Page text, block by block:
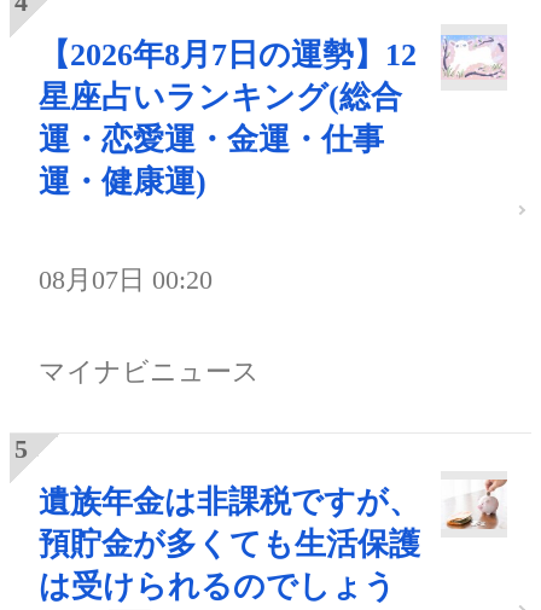
【2026年8月7日の運勢】12
星座占いランキング(総合
運・恋愛運・金運・仕事
運・健康運)
08月07日 00:20
マイナビニュース
遺族年金は非課税ですが、
預貯金が多くても生活保護
は受けられるのでしょう